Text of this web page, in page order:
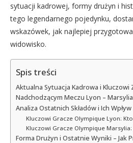
sytuacji kadrowej, formy drużyn i
tego legendarnego pojedynku,
wskazówek, jak najlepiej
widowisko.
Spis treści
Aktualna Sytuacja Kadrowa i Kluczowi
Nadchodzącym Meczu Lyon – Marsylia
Analiza Ostatnich Składów i Ich
Kluczowi Gracze Olympique Lyon:
Kluczowi Gracze Olympique Marsylia:
Forma Drużyn i Ostatnie Wyniki – Jak